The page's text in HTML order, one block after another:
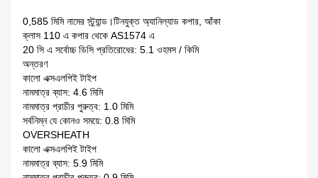
0,585 মিমি নামের স্ট্র্যান্ড।টিনযুক্ত অ্যানিল্যাড কপার, আঁকা
ক্লাস 110 এ কপার থেকে AS1574 এ
20 সি এ সর্বোচ্চ ডিসি প্রতিরোধের: 5.1 ওহমস / কিমি
অন্তরণ
কালো এক্সএলপিই টাইপ
নামমাত্র ব্যাস: 4.6 মিমি
নামমাত্র প্রাচীর পুরুত্ব: 1.0 মিমি
সর্বনিম্ন যে কোনও সময়ে: 0.8 মিমি
OVERSHEATH
কালো এক্সএলপিই টাইপ
নামমাত্র ব্যাস: 5.9 মিমি